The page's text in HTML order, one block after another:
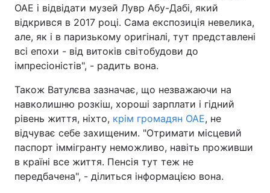
ОАЕ і відвідати музей Лувр Абу-Дабі, який
відкрився в 2017 році. Сама експозиція невелика,
але, як і в паризькому оригіналі, тут представлені
всі епохи - від витоків світобудови до
імпресіоністів", - радить вона.
Також Ватулєва зазначає, що незважаючи на
навколишню розкіш, хороші зарплати і гідний
рівень життя, ніхто, крім громадян ОАЕ, не
відчуває себе захищеним. "Отримати місцевий
паспорт іммігранту неможливо, навіть проживши
в країні все життя. Пенсія тут теж не
передбачена", - ділиться інформацією вона.